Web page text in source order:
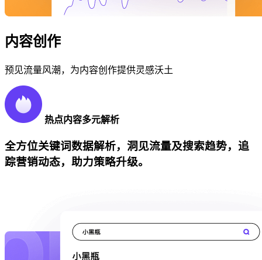
内容创作
预见流量风潮，为内容创作提供灵感沃土
热点内容多元解析
全方位关键词数据解析，洞见流量及搜索趋势，追
踪营销动态，助力策略升级。